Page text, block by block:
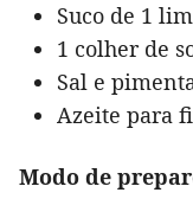
Suco de 1
1 colher de
Sal e
Azeite para
Modo de